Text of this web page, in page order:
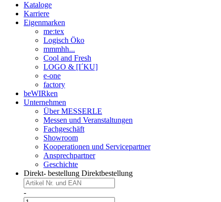
Kataloge
Karriere
Eigenmarken
me:tex
Logisch Öko
mmmhh...
Cool and Fresh
LOGO & [I´KU]
e-one
factory
beWIRken
Unternehmen
Über MESSERLE
Messen und Veranstaltungen
Fachgeschäft
Showroom
Kooperationen und Servicepartner
Ansprechpartner
Geschichte
Direkt- bestellung Direktbestellung
-